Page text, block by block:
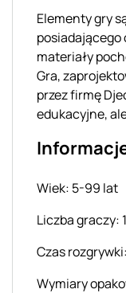
Elementy gry
materiały
Gra,
przez firmę
edukacyjne,
Wiek: 5-99 lat
Liczba graczy:
Czas
Wymiary